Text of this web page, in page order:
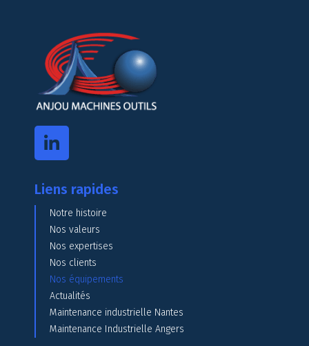
Liens rapides
Notre histoire
Nos valeurs
Nos expertises
Nos clients
Nos équipements
Actualités
Maintenance industrielle Nantes
Maintenance Industrielle Angers